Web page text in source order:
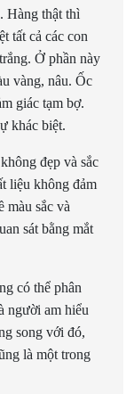
Hàng thật thì
tất cả các con
Ở phần này
vàng, nâu. Ốc
giác tạm bợ.
khác biệt.
đẹp và sắc
liệu không đảm
màu sắc và
sát bằng mắt
có thể phân
người am hiểu
song với đó,
là một trong